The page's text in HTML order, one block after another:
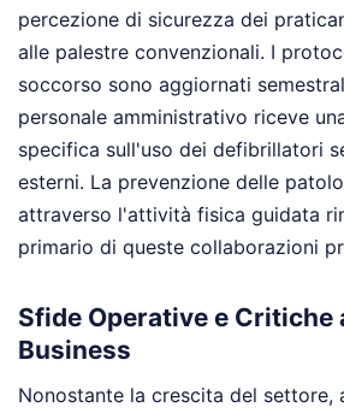
percezione di sicurezza dei
alle palestre convenzionali. I
soccorso sono aggiornati
personale amministrativo riceve
specifica sull'uso dei defibrillatori
esterni. La prevenzione delle
attraverso l'attività fisica guidata
primario di queste collaborazioni
Sfide Operative e Critiche
Business
Nonostante la crescita del settore,